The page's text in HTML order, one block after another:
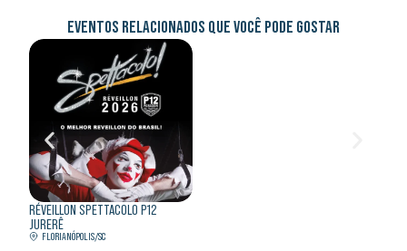
EVENTOS RELACIONADOS QUE VOCÊ PODE GOSTAR
RÉVEILLON SPETTACOLO P12
JURERÊ
FLORIANÓPOLIS/SC